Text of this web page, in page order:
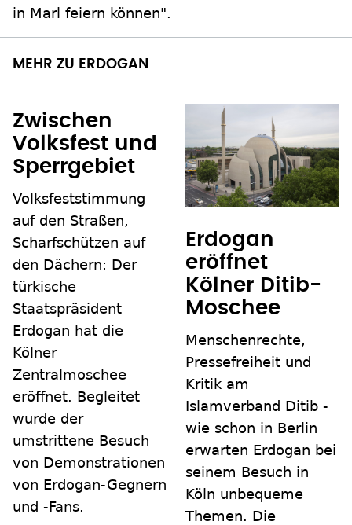
in Marl feiern können".
MEHR ZU ERDOGAN
Zwischen
Volksfest und
Sperrgebiet
Volksfeststimmung
auf den Straßen,
Scharfschützen auf
den Dächern: Der
türkische
Staatspräsident
Erdogan hat die
Kölner
Zentralmoschee
eröffnet. Begleitet
wurde der
umstrittene Besuch
von Demonstrationen
von Erdogan-Gegnern
und -Fans.
Erdogan
eröffnet
Kölner Ditib-
Moschee
Menschenrechte,
Pressefreiheit und
Kritik am
Islamverband Ditib -
wie schon in Berlin
erwarten Erdogan bei
seinem Besuch in
Köln unbequeme
Themen. Die